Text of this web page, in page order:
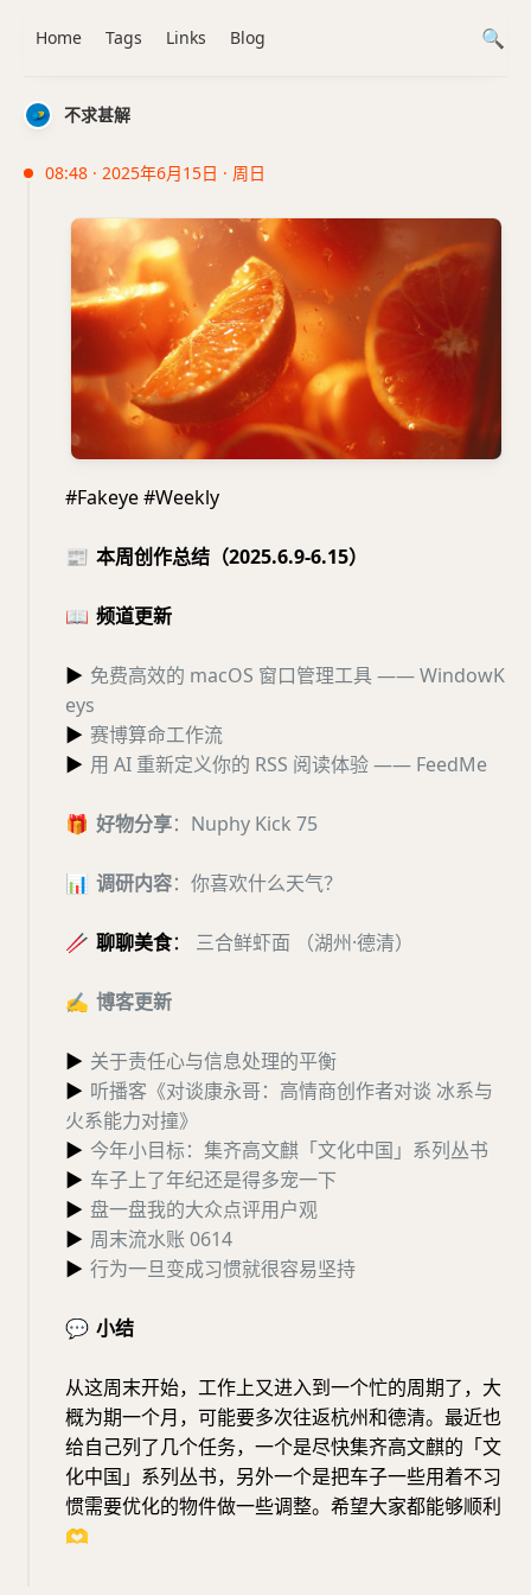
不求甚解
08:48 · 2025年6月15日 · 周日
#Fakeye #Weekly
📰 本周创作总结（2025.6.9-6.15）
📖 频道更新
▶ 免费高效的 macOS 窗口管理工具 —— WindowK
eys
▶ 赛博算命工作流
▶ 用 AI 重新定义你的 RSS 阅读体验 —— FeedMe
🎁 好物分享： Nuphy Kick 75
📊 调研内容：你喜欢什么天气？
🥢 聊聊美食： 三合鲜虾面 （湖州·德清）
✍️ 博客更新
▶ 关于责任心与信息处理的平衡
▶ 听播客《对谈康永哥：高情商创作者对谈 冰系与
火系能力对撞》
▶ 今年小目标：集齐高文麒「文化中国」系列丛书
▶ 车子上了年纪还是得多宠一下
▶ 盘一盘我的大众点评用户观
▶ 周末流水账 0614
▶ 行为一旦变成习惯就很容易坚持
💬 小结
从这周末开始，工作上又进入到一个忙的周期了，大
概为期一个月，可能要多次往返杭州和德清。最近也
给自己列了几个任务，一个是尽快集齐高文麒的「文
化中国」系列丛书，另外一个是把车子一些用着不习
惯需要优化的物件做一些调整。希望大家都能够顺利
🫶
Home Tags Links Blog